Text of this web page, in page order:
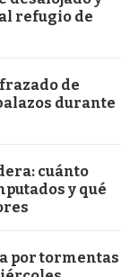
refugio de
de
durante
cuánto
y qué
por tormentas